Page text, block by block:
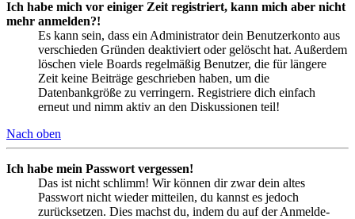
Ich habe mich vor einiger Zeit registriert, kann mich aber nicht
mehr anmelden?!
Es kann sein, dass ein Administrator dein Benutzerkonto aus
verschieden Gründen deaktiviert oder gelöscht hat. Außerdem
löschen viele Boards regelmäßig Benutzer, die für längere
Zeit keine Beiträge geschrieben haben, um die
Datenbankgröße zu verringern. Registriere dich einfach
erneut und nimm aktiv an den Diskussionen teil!
Nach oben
Ich habe mein Passwort vergessen!
Das ist nicht schlimm! Wir können dir zwar dein altes
Passwort nicht wieder mitteilen, du kannst es jedoch
zurücksetzen. Dies machst du, indem du auf der Anmelde-